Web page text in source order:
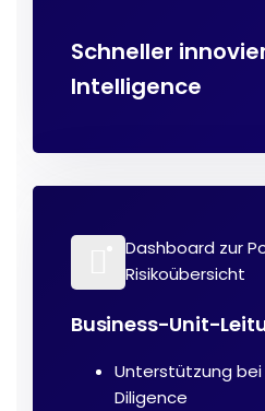
Schneller
Intelligence
Business-Unit-
Dashboard zur
Risikoübersicht
Unterstützung bei
Diligence